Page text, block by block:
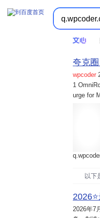
夸克
wpcoder
1
urge for
以下
2026年7